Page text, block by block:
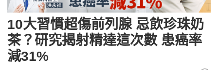
10大習慣超傷前列腺 忌飲珍珠奶
茶？研究揭射精達這次數 患癌率
減31%